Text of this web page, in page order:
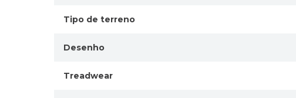
Tipo de terreno
Desenho
Treadwear